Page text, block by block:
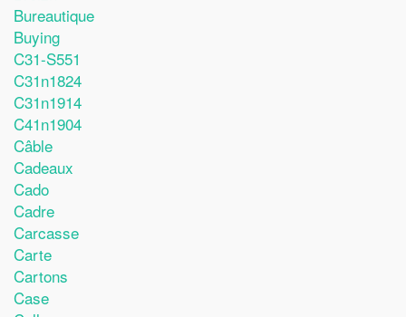
Bureautique
Buying
C31-S551
C31n1824
C31n1914
C41n1904
Câble
Cadeaux
Cado
Cadre
Carcasse
Carte
Cartons
Case